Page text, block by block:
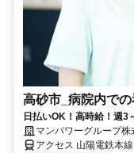
高砂市_病院内で
日払いOK！高時給！週3
ミドル世代も多数活躍中♪
マンパワーグループ
アクセス 山陽電鉄本